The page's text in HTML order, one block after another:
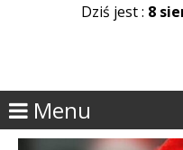
Dziś jest : 8
Menu